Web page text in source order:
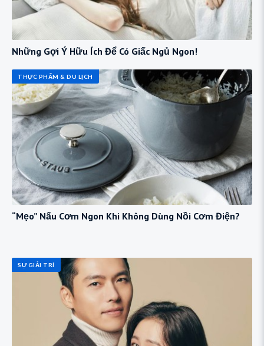
Những Gợi Ý Hữu Ích Để Có Giấc Ngủ Ngon!
THỰC PHẨM & DU LỊCH
“Mẹo” Nấu Cơm Ngon Khi Không Dùng Nồi Cơm Điện?
SỰ GIẢI TRÍ